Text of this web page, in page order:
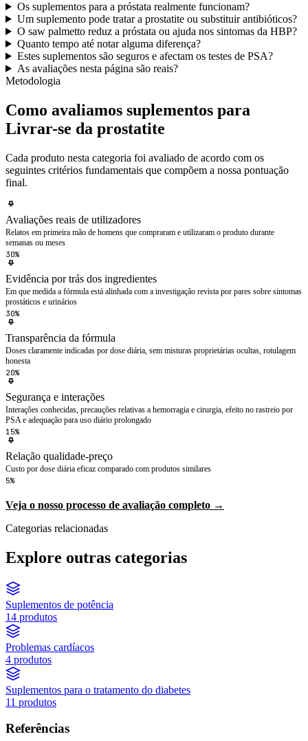
Os suplementos para a próstata realmente funcionam?
Um suplemento pode tratar a prostatite ou substituir antibióticos?
O saw palmetto reduz a próstata ou ajuda nos sintomas da HBP?
Quanto tempo até notar alguma diferença?
Estes suplementos são seguros e afectam os testes de PSA?
As avaliações nesta página são reais?
Metodologia
Como avaliamos suplementos para
Livrar-se da prostatite
Cada produto nesta categoria foi avaliado de acordo com os
seguintes critérios fundamentais que compõem a nossa pontuação
final.
Avaliações reais de utilizadores
Relatos em primeira mão de homens que compraram e utilizaram o produto durante
semanas ou meses
30%
Evidência por trás dos ingredientes
Em que medida a fórmula está alinhada com a investigação revista por pares sobre sintomas
prostáticos e urinários
30%
Transparência da fórmula
Doses claramente indicadas por dose diária, sem misturas proprietárias ocultas, rotulagem
honesta
20%
Segurança e interações
Interações conhecidas, precauções relativas a hemorragia e cirurgia, efeito no rastreio por
PSA e adequação para uso diário prolongado
15%
Relação qualidade-preço
Custo por dose diária eficaz comparado com produtos similares
5%
Veja o nosso processo de avaliação completo →
Categorias relacionadas
Explore outras categorias
Suplementos de potência
14 produtos
Problemas cardíacos
4 produtos
Suplementos para o tratamento do diabetes
11 produtos
Referências